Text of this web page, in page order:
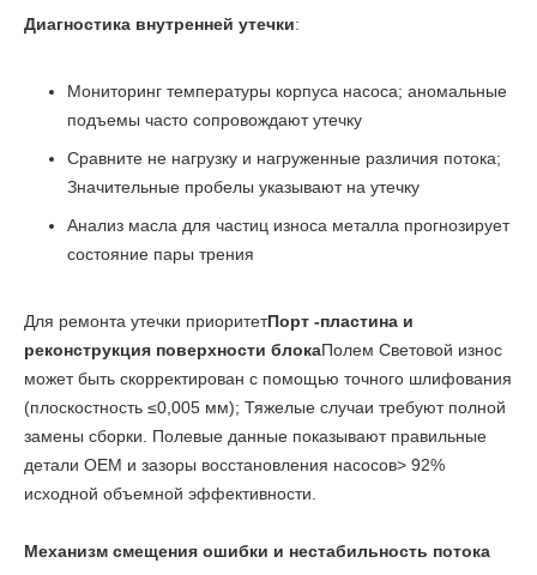
Диагностика внутренней утечки:
Мониторинг температуры корпуса насоса; аномальные
подъемы часто сопровождают утечку
Сравните не нагрузку и нагруженные различия потока;
Значительные пробелы указывают на утечку
Анализ масла для частиц износа металла прогнозирует
состояние пары трения
Для ремонта утечки приоритетПорт -пластина и
реконструкция поверхности блокаПолем Световой износ
может быть скорректирован с помощью точного шлифования
(плоскостность ≤0,005 мм); Тяжелые случаи требуют полной
замены сборки. Полевые данные показывают правильные
детали OEM и зазоры восстановления насосов> 92%
исходной объемной эффективности.
Механизм смещения ошибки и нестабильность потока